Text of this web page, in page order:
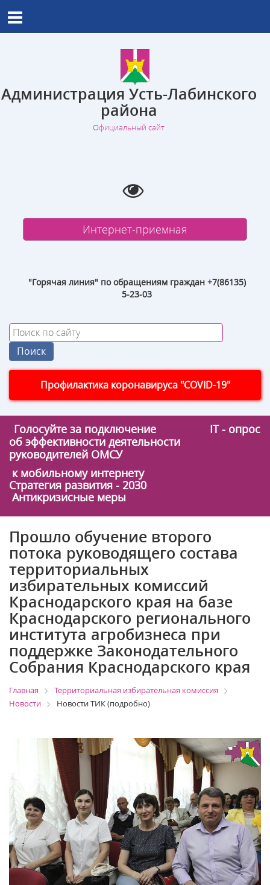
Администрация Усть-Лабинского
района
Официальный сайт
Интернет-приемная
"Горячая линия" по обращениям граждан +7(86135)
5-23-03
Профилактика коронавируса "COVID-19"
Голосуйте за подключение
IT - опрос
об эффективности деятельности
руководителей ОМСУ
к мобильному интернету
Стратегия развития - 2030
Антикризисные меры
Прошло обучение второго
потока руководящего состава
территориальных
избирательных комиссий
Краснодарского края на базе
Краснодарского регионального
института агробизнеса при
поддержке Законодательного
Собрания Краснодарского края
Главная
Территориальная избирательная комиссия
Новости
Новости ТИК (подробно)